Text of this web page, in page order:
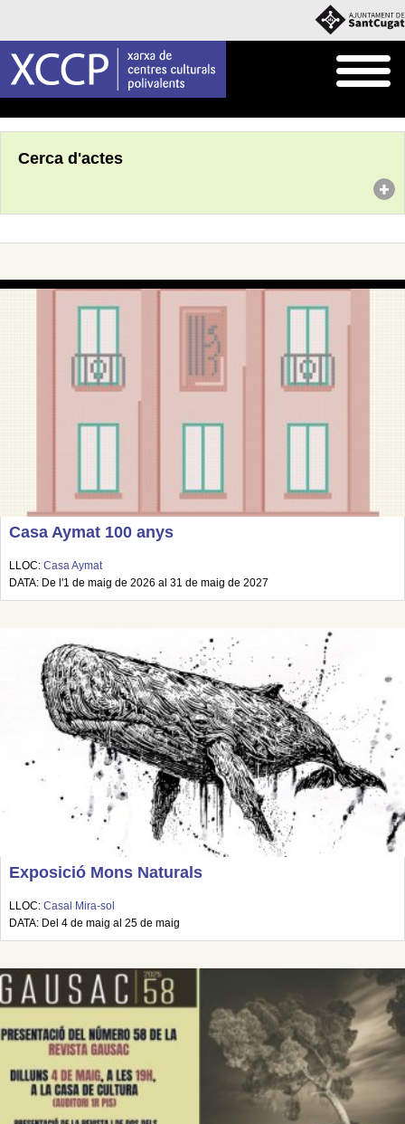
Cerca d'actes
Casa Aymat 100 anys
LLOC: Casa Aymat
DATA: De l'1 de maig de 2026 al 31 de maig de 2027
Exposició Mons Naturals
LLOC: Casal Mira-sol
DATA: Del 4 de maig al 25 de maig